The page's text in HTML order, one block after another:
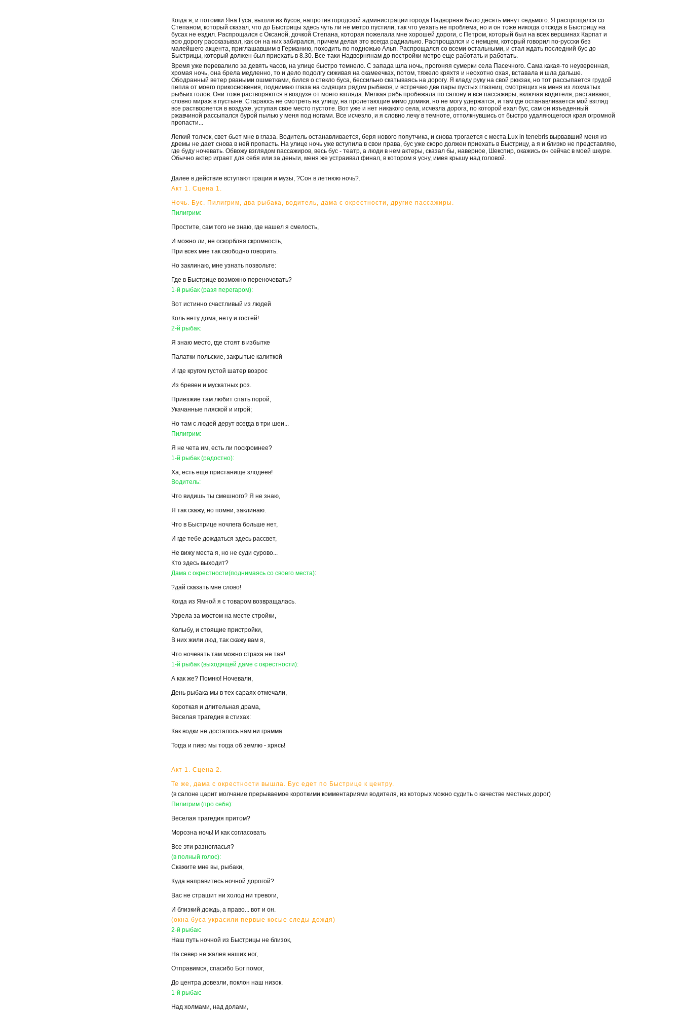
Когда я, и потомки Яна Гуса, вышли из бусов, напротив городской администрации города Надворная было десять минут седьмого. Я распрощался со
Степаном, который сказал, что до Быстрицы здесь чуть ли не метро пустили, так что уехать не проблема, но и он тоже никогда отсюда в Быстрицу на
бусах не ездил. Распрощался с Оксаной, дочкой Степана, которая пожелала мне хорошей дороги, с Петром, который был на всех вершинах Карпат и
всю дорогу рассказывал, как он на них забирался, причем делая это всегда радиально. Распрощался и с немцем, который говорил по-русски без
малейшего акцента, приглашавшим в Германию, походить по подножью Альп. Распрощался со всеми остальными, и стал ждать последний бус до
Быстрицы, который должен был приехать в 8.30. Все-таки Надворнянам до постройки метро еще работать и работать.
Время уже перевалило за девять часов, на улице быстро темнело. С запада шла ночь, прогоняя сумерки села Пасечного. Сама какая-то неуверенная,
хромая ночь, она брела медленно, то и дело подолгу сиживая на скамеечках, потом, тяжело кряхтя и неохотно охая, вставала и шла дальше.
Ободранный ветер рваными ошметками, бился о стекло буса, бессильно скатываясь на дорогу. Я кладу руку на свой рюкзак, но тот рассыпается грудой
пепла от моего прикосновения, поднимаю глаза на сидящих рядом рыбаков, и встречаю две пары пустых глазниц, смотрящих на меня из лохматых
рыбьих голов. Они тоже растворяются в воздухе от моего взгляда. Мелкая рябь пробежала по салону и все пассажиры, включая водителя, растаивают,
словно мираж в пустыне. Стараюсь не смотреть на улицу, на пролетающие мимо домики, но не могу удержатся, и там где останавливается мой взгляд
все растворяется в воздухе, уступая свое место пустоте. Вот уже и нет никакого села, исчезла дорога, по которой ехал бус, сам он изъеденный
ржавчиной рассыпался бурой пылью у меня под ногами. Все исчезло, и я словно лечу в темноте, оттолкнувшись от быстро удаляющегося края огромной
пропасти...
Легкий толчок, свет бьет мне в глаза. Водитель останавливается, беря нового попутчика, и снова трогается с места.Lux in tenebris вырвавший меня из
дремы не дает снова в ней пропасть. На улице ночь уже вступила в свои права, бус уже скоро должен приехать в Быстрицу, а я и близко не представляю,
где буду ночевать. Обвожу взглядом пассажиров, весь бус - театр, а люди в нем актеры, сказал бы, наверное, Шекспир, окажись он сейчас в моей шкуре.
Обычно актер играет для себя или за деньги, меня же устраивал финал, в котором я усну, имея крышу над головой.
Далее в действие вступают грации и музы, ?Сон в летнюю ночь?.
Aкт 1. Сцена 1.
Ночь. Бус. Пилигрим, два рыбака, водитель, дама с окрестности, другие пассажиры.
Пилигрим:
Простите, сам того не знаю, где нашел я смелость,
И можно ли, не оскорбляя скромность,
При всех мне так свободно говорить.
Но заклинаю, мне узнать позвольте:
Где в Быстрице возможно переночевать?
1-й рыбак (разя перегаром):
Вот истинно счастливый из людей
Коль нету дома, нету и гостей!
2-й рыбак:
Я знаю место, где стоят в избытке
Палатки польские, закрытые калиткой
И где кругом густой шатер возрос
Из бревен и мускатных роз.
Приезжие там любит спать порой,
Укачанные пляской и игрой;
Но там с людей дерут всегда в три шеи...
Пилигрим:
Я не чета им, есть ли поскромнее?
1-й рыбак (радостно):
Ха, есть еще пристанище злодеев!
Водитель:
Что видишь ты смешного? Я не знаю,
Я так скажу, но помни, заклинаю.
Что в Быстрице ночлега больше нет,
И где тебе дождаться здесь рассвет,
Не вижу места я, но не суди сурово...
Кто здесь выходит?
Дама с окрестности(поднимаясь со своего места):
?дай сказать мне слово!
Когда из Ямной я с товаром возвращалась.
Узрела за мостом на месте стройки,
Колыбу, и стоящие пристройки,
В них жили люд, так скажу вам я,
Что ночевать там можно страха не тая!
1-й рыбак (выходящей даме с окрестности):
А как же? Помню! Ночевали,
День рыбака мы в тех сараях отмечали,
Короткая и длительная драма,
Веселая трагедия в стихах:
Как водки не досталось нам ни грамма
Тогда и пиво мы тогда об землю - хрясь!
Aкт 1. Сцена 2.
Те же, дама с окрестности вышла. Бус едет по Быстрице к центру.
(в салоне царит молчание прерываемое короткими комментариями водителя, из которых можно судить о качестве местных дорог)
Пилигрим (про себя):
Веселая трагедия притом?
Морозна ночь! И как согласовать
Все эти разногласья?
(в полный голос):
Скажите мне вы, рыбаки,
Куда направитесь ночной дорогой?
Вас не страшит ни холод ни тревоги,
И близкий дождь, а право... вот и он.
(окна буса украсили первые косые следы дождя)
2-й рыбак:
Наш путь ночной из Быстрицы не близок,
На север не жалея наших ног,
Отправимся, спасибо Бог помог,
До центра довезли, поклон наш низок.
1-й рыбак:
Над холмами, над долами,